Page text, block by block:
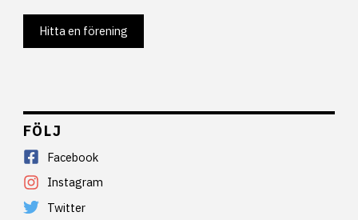
Hitta en förening
FÖLJ
Facebook
Instagram
Twitter